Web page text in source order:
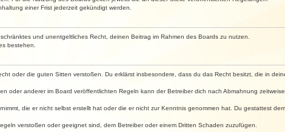
einer Frist jederzeit gekündigt werden.
und unentgeltliches Recht, deinen Beitrag im Rahmen des Boards zu nutzen.
bestehen.
oder die guten Sitten verstoßen. Du erklärst insbesondere, dass du das Recht besitzt, die in
oder anderer im Board veröffentlichten Regeln kann der Betreiber dich nach Abmahnung
die er nicht selbst erstellt hat oder die er nicht zur Kenntnis genommen hat. Du gestattest
verstoßen oder geeignet sind, dem Betreiber oder einem Dritten Schaden zuzufügen.